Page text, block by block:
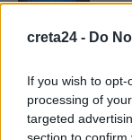
creta24 - Do
If you wish to
processing of
targeted